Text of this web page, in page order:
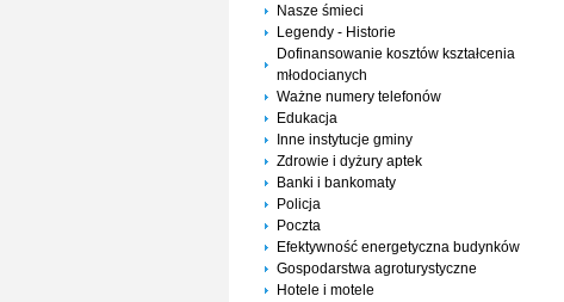
Nasze śmieci
Legendy - Historie
Dofinansowanie kosztów kształcenia
młodocianych
Ważne numery telefonów
Edukacja
Inne instytucje gminy
Zdrowie i dyżury aptek
Banki i bankomaty
Policja
Poczta
Efektywność energetyczna budynków
Gospodarstwa agroturystyczne
Hotele i motele